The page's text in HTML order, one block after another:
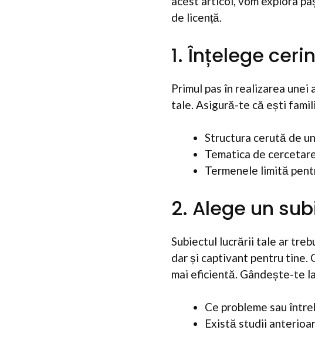
de licență.
1. Înțelege
Primul pas în realizarea
tale. Asigură-te că ești
Structura cerută de
Tematica de
Termenele limită
2. Alege un
Subiectul lucrării tale ar
dar și captivant pentru tine.
mai eficientă. Gândește-te
Ce probleme sau
Există studii